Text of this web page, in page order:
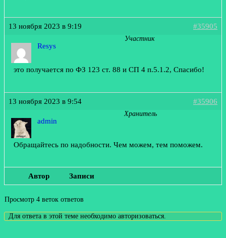
13 ноября 2023 в 9:19 #35905
Resys
Участник
это получается по ФЗ 123 ст. 88 и СП 4 п.5.1.2, Спасибо!
13 ноября 2023 в 9:54 #35906
admin
Хранитель
Обращайтесь по надобности. Чем можем, тем поможем.
Автор Записи
Просмотр 4 веток ответов
Для ответа в этой теме необходимо авторизоваться.